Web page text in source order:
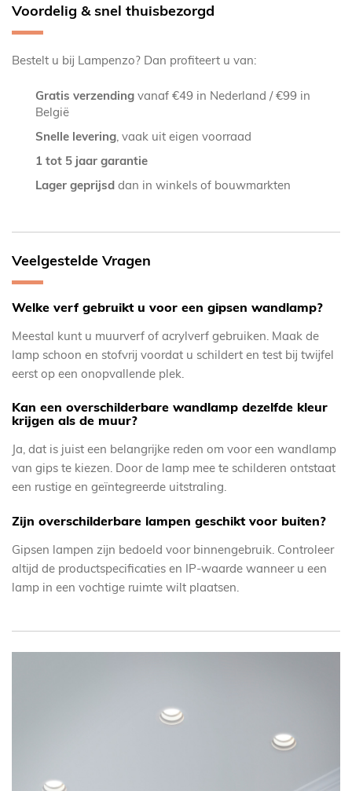
Voordelig & snel thuisbezorgd
Bestelt u bij Lampenzo? Dan profiteert u van:
Gratis verzending vanaf €49 in Nederland / €99 in
België
Snelle levering, vaak uit eigen voorraad
1 tot 5 jaar garantie
Lager geprijsd dan in winkels of bouwmarkten
Veelgestelde Vragen
Welke verf gebruikt u voor een gipsen wandlamp?
Meestal kunt u muurverf of acrylverf gebruiken. Maak de
lamp schoon en stofvrij voordat u schildert en test bij twijfel
eerst op een onopvallende plek.
Kan een overschilderbare wandlamp dezelfde kleur
krijgen als de muur?
Ja, dat is juist een belangrijke reden om voor een wandlamp
van gips te kiezen. Door de lamp mee te schilderen ontstaat
een rustige en geïntegreerde uitstraling.
Zijn overschilderbare lampen geschikt voor buiten?
Gipsen lampen zijn bedoeld voor binnengebruik. Controleer
altijd de productspecificaties en IP-waarde wanneer u een
lamp in een vochtige ruimte wilt plaatsen.